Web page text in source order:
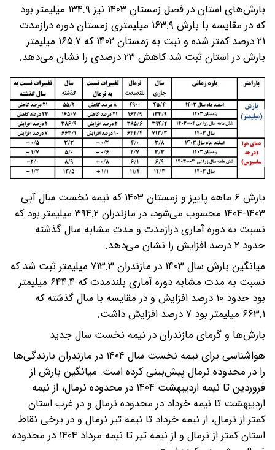
بارش‌های استان در فصل زمستان ۱۴۰۳ نیز ۱۳۴.۹ میلیمتر بود
که در مقایسه با بارش ۱۶۳.۹ میلیمتری زمستان دوره درازمدت
۲۱ درصد کمتر شده و نبت به زمستان ۱۴۰۲ که ۱۶۵.۷ میلیمتر
بارش در استان ثبت شد کاهش ۲۳ درصدی را نشان می‌دهد.
بارش ۶ ماهه پاییز و زمستان ۱۴۰۳ که نیمه نخست سال آبی
۱۴۰۳-۱۴۰۴ محسوب می‌شود، در مازندران ۳۹۴.۲ میلیمتر بود که
نسبت به دوره آماری درازمدت و مدت مشابه سال گذشته
حدود ۲ درصد افزایش را نشان می‌دهد.
میانگین بارش سال ۱۴۰۳ در مازندران ۷۱۳.۳ میلیمتر ثبت شد که
نسبت به مدت مشابه دوره آماری بلندمدت که ۶۴۴.۴ میلیمتر
بود حدود ۱۰ درصد افزایش و در مقایسه با سال گذشته که
۶۶۳.۱ میلیمتر بود ۷ درصد افزایش داشت.
بارش‌ها و گرمای مازندران در نیمه نخست سال جدید
هواشناسی برای نیمه نخست سال ۱۴۰۴ در مازندران بارندگی‌ها
را در محدوده نرمال پیش‌بینی کرده است. میانگین بارش از
فروردین تا نیمه اردیبهشت ۱۴۰۴ در محدوده نرمال، از نیمه
اردیبهشت تا نیمه خرداد در محدوده نرمال و در غرب استان
کمتر از نرمال، از نیمه خرداد تا نیمه تیر نرمال و در برخی نقاط
استان کمتر از نرمال و از نیمه تیر تا نیمه مرداد ۱۴۰۴ در محدوده